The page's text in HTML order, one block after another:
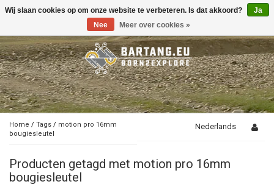
Toggle
Home / Tags / motion pro 16mm
bougiesleutel
Nederlands
Producten getagd met motion pro 16mm
bougiesleutel
Wij slaan cookies op om onze website te verbeteren. Is dat akkoord?
Ja
Nee
Meer over cookies »